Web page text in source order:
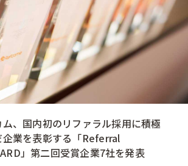
、国内初のリファラル採用に積極
企業を表彰する「Referral
」第二回受賞企業7社を発表